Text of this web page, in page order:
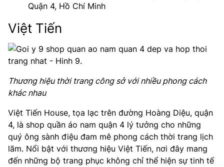
Quận 4, Hồ Chí Minh
Việt Tiến
Thương hiệu thời trang công sở với nhiều phong cách
khác nhau
Việt Tiến House, tọa lạc trên đường Hoàng Diệu, quận
4, là shop quần áo nam quận 4 lý tưởng cho những
quý ông sành điệu đam mê phong cách thời trang lịch
lãm. Nổi bật với thương hiệu Việt Tiến, nơi đây mang
đến những bộ trang phục không chỉ thể hiện sự tinh tế